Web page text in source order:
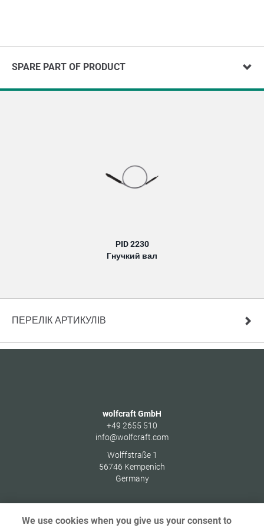
SPARE PART OF PRODUCT
PID 2230
Гнучкий вал
ПЕРЕЛІК АРТИКУЛІВ
wolfcraft GmbH
+49 2655 510
info@wolfcraft.com
Wolffstraße 1
56746 Kempenich
Germany
We use cookies when you give us your consent to